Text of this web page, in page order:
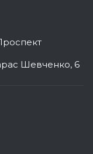
Шевченко, 6​